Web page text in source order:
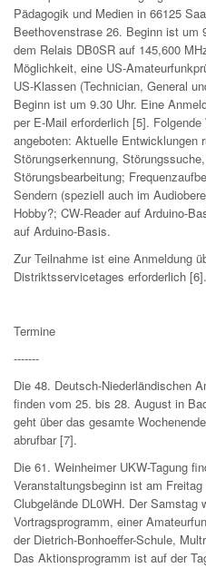
Pädagogik und Medien in 66125
Beethovenstrase 26. Beginn ist um
dem Relais DB0SR auf 145,600
Möglichkeit, eine US-
US-Klassen (Technician, General
Beginn ist um 9.30 Uhr. Eine
per E-Mail erforderlich [5].
angeboten: Aktuelle Entwicklungen
Störungserkennung,
Störungsbearbeitung;
Sendern (speziell auch im
Hobby?; CW-Reader auf Arduino-
auf Arduino-Basis.
Zur Teilnahme ist eine Anmeldung
Distriktsservicetages erforderlich [6].
Termine
-------
Die 48. Deutsch-Niederländischen
finden vom 25. bis 28. August in
geht über das gesamte
abrufbar [7].
Die 61. Weinheimer UKW-Tagung
Veranstaltungsbeginn ist am
Clubgelände DL0WH. Der Samstag
Vortragsprogramm, einer
der Dietrich-Bonhoeffer-Schule,
Das Aktionsprogramm ist auf der